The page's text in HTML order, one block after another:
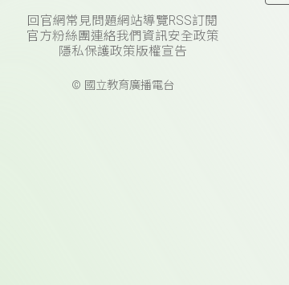
回官網常見問題網站導覽RSS訂閱
官方粉絲團連絡我們 資訊安全政策
隱私保護政策版權宣告
© 國立教育廣播電台